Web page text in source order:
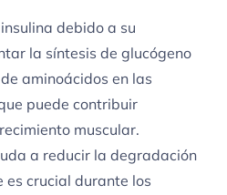
debido a su
la síntesis de glucógeno
aminoácidos en las
puede contribuir
muscular.
a reducir la degradación
es crucial durante los